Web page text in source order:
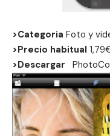
>Categoria Foto y
>Precio habitual
>Descargar